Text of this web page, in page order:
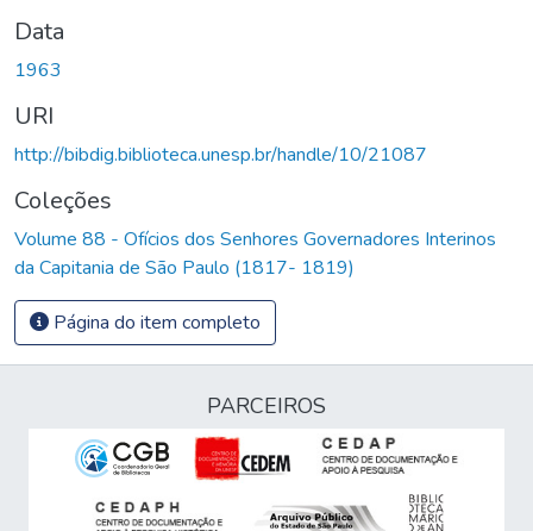
Data
1963
URI
http://bibdig.biblioteca.unesp.br/handle/10/21087
Coleções
Volume 88 - Ofícios dos Senhores Governadores Interinos
da Capitania de São Paulo (1817- 1819)
Página do item completo
PARCEIROS